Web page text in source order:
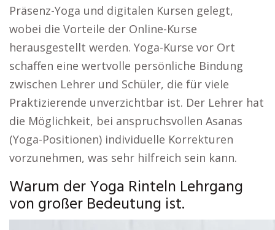
Präsenz-Yoga und digitalen Kursen gelegt,
wobei die Vorteile der Online-Kurse
herausgestellt werden. Yoga-Kurse vor Ort
schaffen eine wertvolle persönliche Bindung
zwischen Lehrer und Schüler, die für viele
Praktizierende unverzichtbar ist. Der Lehrer hat
die Möglichkeit, bei anspruchsvollen Asanas
(Yoga-Positionen) individuelle Korrekturen
vorzunehmen, was sehr hilfreich sein kann.
Warum der Yoga Rinteln Lehrgang
von großer Bedeutung ist.